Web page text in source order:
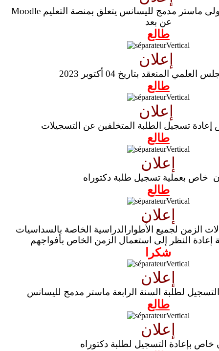
Moodle إعلان يخص طلبة سنة أولى ماستر مدمج لليسانس يتعلق بمنصة التعليم
عن بعد
طالع
المنعقد بتاريخ 04 أكتوبر 2023
طالع
تسجيل الطلبة المتخلفين عن التسجيلات
طالع
إعلان
خاص بعملية تسجيل طلبة دكتوراه
طالع
إعلان
الزمن لجميع الأطوارالدراسية الخاصة بالسداسيات
إعادة النظر إلى استعمال الزمن الخاص بأفواجهم
شكرا
إعلان
لطلبة السنة الرابعة ماستر مدمج لليسانس
طالع
إعلان
خاص بإعادة التسجيل لطلبة دكتوراه